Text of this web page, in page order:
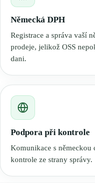
Německá DPH
Registrace a správa vaší
prodeje, jelikož OSS
dani.
Podpora při kontrole
Komunikace s německou
kontrole ze strany správy.